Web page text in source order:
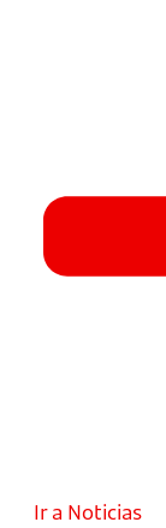
Ir a Noticias